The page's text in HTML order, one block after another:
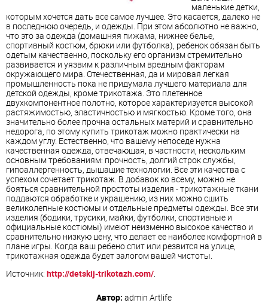
маленькие детки,
которым хочется дать все самое лучшее. Это касается, далеко не
в последнюю очередь, и одежды. При этом абсолютно не важно,
что это за одежда (домашняя пижама, нижнее белье,
спортивный костюм, брюки или футболка), ребенок обязан быть
одетым качественно, поскольку его организм стремительно
развивается и уязвим к различным вредным факторам
окружающего мира. Отечественная, да и мировая легкая
промышленность пока не придумала лучшего материала для
детской одежды, кроме трикотажа. Это плетенное
двухкомпонентное полотно, которое характеризуется высокой
растяжимостью, эластичностью и мягкостью. Кроме того, она
значительно более прочна остальных материй и сравнительно
недорога, по этому купить трикотаж можно практически на
каждом углу. Естественно, что вашему непоседе нужна
качественная одежда, отвечающая, в частности, нескольким
основным требованиям: прочность, долгий строк службы,
гипоаллергенность, дышащие технологии. Все эти качества с
успехом сочетает трикотаж. В добавок ко всему, можно не
бояться сравнительной простоты изделия - трикотажные ткани
поддаются обработке и украшению, из них можно сшить
великолепные костюмы и отдельные предметы одежды. Все эти
изделия (бодики, трусики, майки, футболки, спортивные и
официальные костюмы) имеют неизменно высокое качество и
сравнительно низкую цену, что делает ее наиболее комфортной в
плане игры. Когда ваш ребено спит или резвится на улице,
трикотажная одежда будет залогом вашей чистоты.
Источник: http://detskij-trikotazh.com/
Автор: admin Artlife